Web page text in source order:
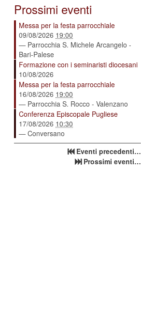
Prossimi eventi
Messa per la festa parrocchiale
09/08/2026 19:00
— Parrocchia S. Michele Arcangelo -
Bari-Palese
Formazione con i seminaristi diocesani
10/08/2026
Messa per la festa parrocchiale
16/08/2026 19:00
— Parrocchia S. Rocco - Valenzano
Conferenza Episcopale Pugliese
17/08/2026 10:30
— Conversano
Eventi precedenti…
Prossimi eventi…